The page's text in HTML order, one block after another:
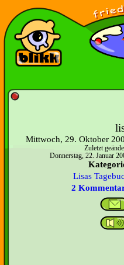
Mittwoch, 29. Oktober
Zuletzt
Donnerstag, 22. Januar
Lisas
2